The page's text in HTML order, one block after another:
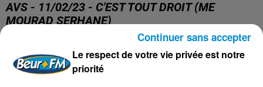
AVS - 11/02/23 - C'EST TOUT DROIT (ME
MOURAD SERHANE)
AVS
Le respect de votre vie privée est notre
priorité
Continuer sans accepter